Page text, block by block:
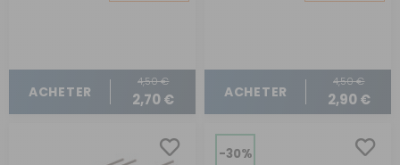
ACHETER
4,50 €
2,70 € ACHETER
4,50 €
2,90 €
-30%